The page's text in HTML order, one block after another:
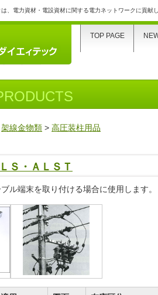
、電力資材・電設資材に関する電力ネットワークに貢献
架線金物類 >高圧装柱用品
Ｓ・ＡＬＳＴ
ル端末を取り付ける場合に使用します。
TOP PAGE